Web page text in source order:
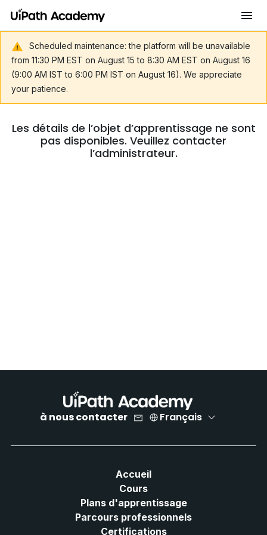
Scheduled maintenance: the platform will be unavailable
from 11:30 PM EST on August 15 to 8:30 AM EST on August 16
(9:00 AM IST to 6:00 PM IST on August 16). We appreciate
your patience.
Les détails de l’objet d’apprentissage ne sont
pas disponibles. Veuillez contacter
l’administrateur.
à nous contacter Français
Accueil
Cours
Plans d'apprentissage
Parcours professionnels
Certifications